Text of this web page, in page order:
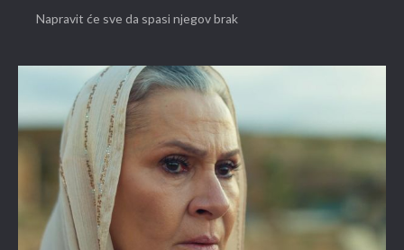
Napravit će sve da spasi njegov brak